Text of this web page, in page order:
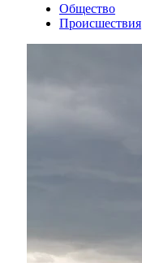
Общество
Происшествия